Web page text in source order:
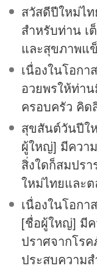
สวัสดีปีใหม่ไ
สำหรับท่าน เ
และสุขภาพแ
เนื่องในโอก
อวยพรให้ท่า
ครอบครัว คิด
สุขสันต์วันปีใ
ผู้ใหญ่] มีควา
สิ่งใดก็สมปร
ใหม่ไทยและ
เนื่องในโอก
[ชื่อผู้ใหญ่] มีค
ปราศจากโร
ประสบความ